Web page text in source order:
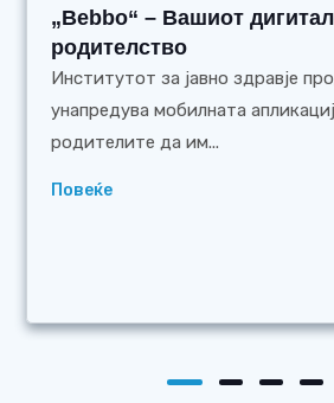
„Bebbo“ – Вашиот
родителство
Институтот за јавно здравје
унапредува мобилната
родителите да им...
Повеќе